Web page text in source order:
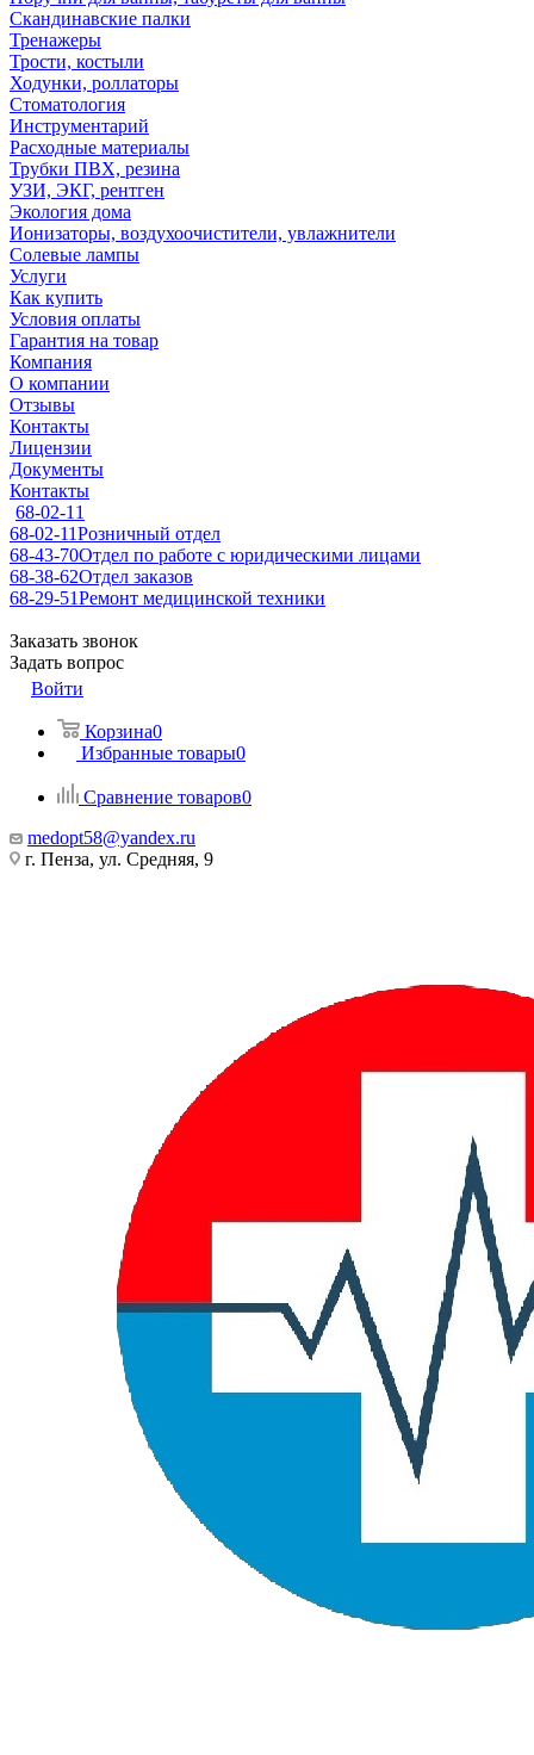
Скандинавские палки
Тренажеры
Трости, костыли
Ходунки, роллаторы
Стоматология
Инструментарий
Расходные материалы
Трубки ПВХ, резина
УЗИ, ЭКГ, рентген
Экология дома
Ионизаторы, воздухоочистители, увлажнители
Солевые лампы
Услуги
Как купить
Условия оплаты
Гарантия на товар
Компания
О компании
Отзывы
Контакты
Лицензии
Документы
Контакты
68-02-11
68-02-11Розничный отдел
68-43-70Отдел по работе с юридическими лицами
68-38-62Отдел заказов
68-29-51Ремонт медицинской техники
Заказать звонок
Задать вопрос
Войти
Корзина0
Избранные товары0
Сравнение товаров0
medopt58@yandex.ru
г. Пенза, ул. Средняя, 9